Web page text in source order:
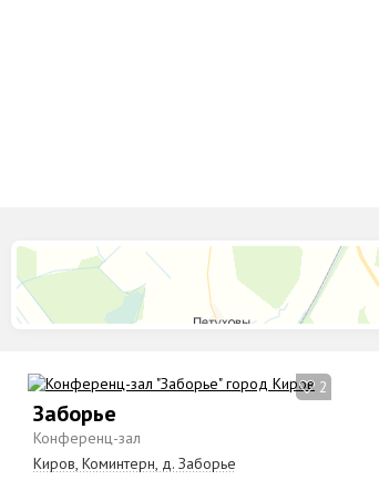
2
Заборье
Конференц-зал
Киров, Коминтерн, д. Заборье